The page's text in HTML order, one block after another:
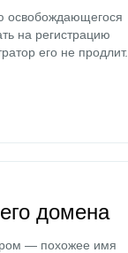
освобождающегося
на регистрацию
его не продлит.
домена
— похожее имя